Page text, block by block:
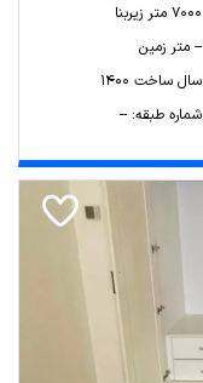
7000 متر زیربنا
-- متر زمین
سال ساخت 1400
شماره طبقه: --